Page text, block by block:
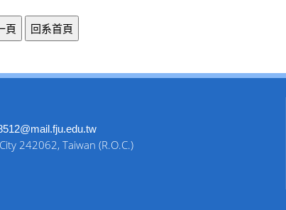
242062, Taiwan (R.O.C.)